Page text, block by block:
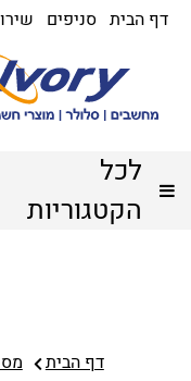
דף הבית סניפים
לכל
הקטגוריות
דף הבית